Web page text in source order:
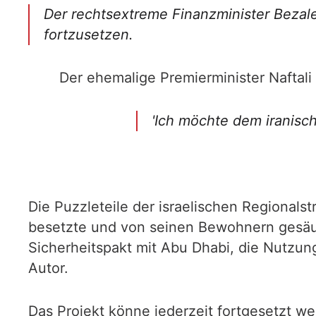
Der rechtsextreme Finanzminister
fortzusetzen.
Der ehemalige Premierminister
'Ich möchte dem
Die Puzzleteile der israelischen
besetzte und von seinen Bewohnern
Sicherheitspakt mit Abu Dhabi, die
Autor.
Das Projekt könne jederzeit fortgesetzt